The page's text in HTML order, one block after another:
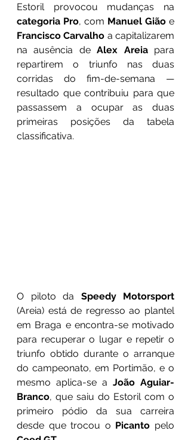
categoria Pro, com Manuel Gião
Francisco Carvalho a capitalizarem
na ausência de Alex Areia para
repartirem o triunfo nas duas
corridas do fim-de-semana —
resultado que contribuiu para que
passassem a ocupar as duas
primeiras posições da tabela
classificativa.
O piloto da Speedy Motorsport
(Areia) está de regresso ao plantel
em Braga e encontra-se motivado
para recuperar o lugar e repetir o
triunfo obtido durante o arranque
do campeonato, em Portimão, e o
mesmo aplica-se a João Aguiar-
Branco, que saiu do Estoril com o
primeiro pódio da sua carreira
desde que trocou o Picanto pelo